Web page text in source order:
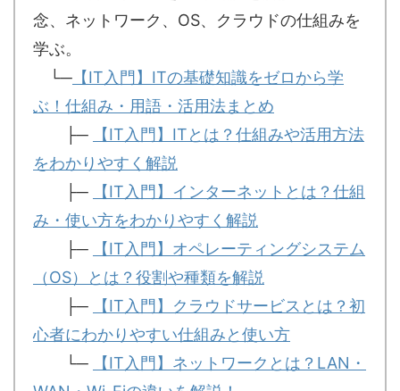
念、ネットワーク、OS、クラウドの仕組みを
学ぶ。
└─ 【IT入門】ITの基礎知識をゼロから学
ぶ！仕組み・用語・活用法まとめ
├─
【IT入門】ITとは？仕組みや活用方法
をわかりやすく解説
├─
【IT入門】インターネットとは？仕組
み・使い方をわかりやすく解説
├─
【IT入門】オペレーティングシステム
（OS）とは？役割や種類を解説
├─
【IT入門】クラウドサービスとは？初
心者にわかりやすい仕組みと使い方
└─
【IT入門】ネットワークとは？LAN・